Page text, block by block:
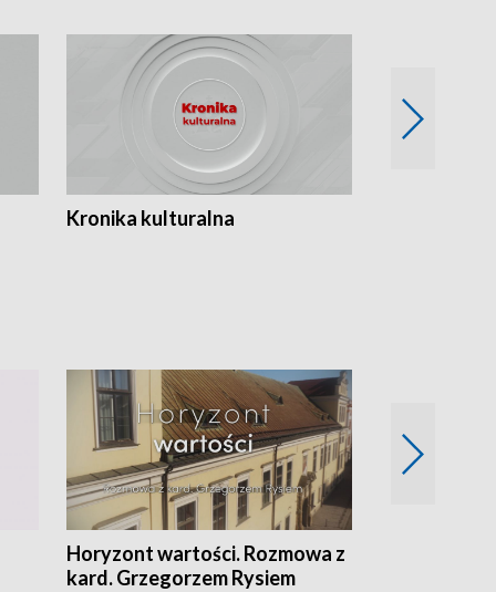
Kronika kulturalna
Horyzont wartości. Rozmowa z
kard. Grzegorzem Rysiem